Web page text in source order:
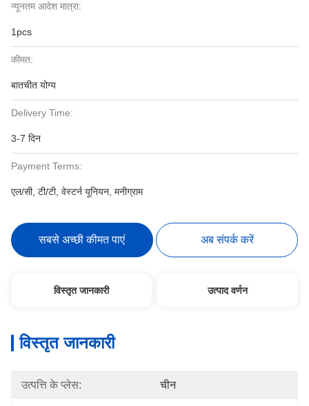
न्यूनतम आदेश मात्रा:
1pcs
कीमत:
बातचीत योग्य
Delivery Time:
3-7 दिन
Payment Terms:
एल/सी, टी/टी, वेस्टर्न यूनियन, मनीग्राम
सबसे अच्छी कीमत पाएं अब संपर्क करें
विस्तृत जानकारी उत्पाद वर्णन
विस्तृत जानकारी
उत्पत्ति के प्लेस: चीन